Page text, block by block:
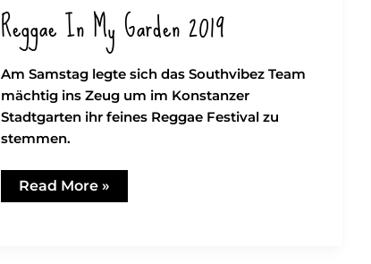
Reggae In My Garden 2019
Am Samstag legte sich das Southvibez Team
mächtig ins Zeug um im Konstanzer
Stadtgarten ihr feines Reggae Festival zu
stemmen.
Reggae
in
Read More »